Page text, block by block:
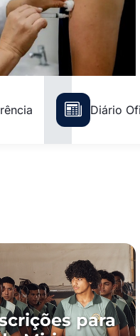
Diário
entre
a operar